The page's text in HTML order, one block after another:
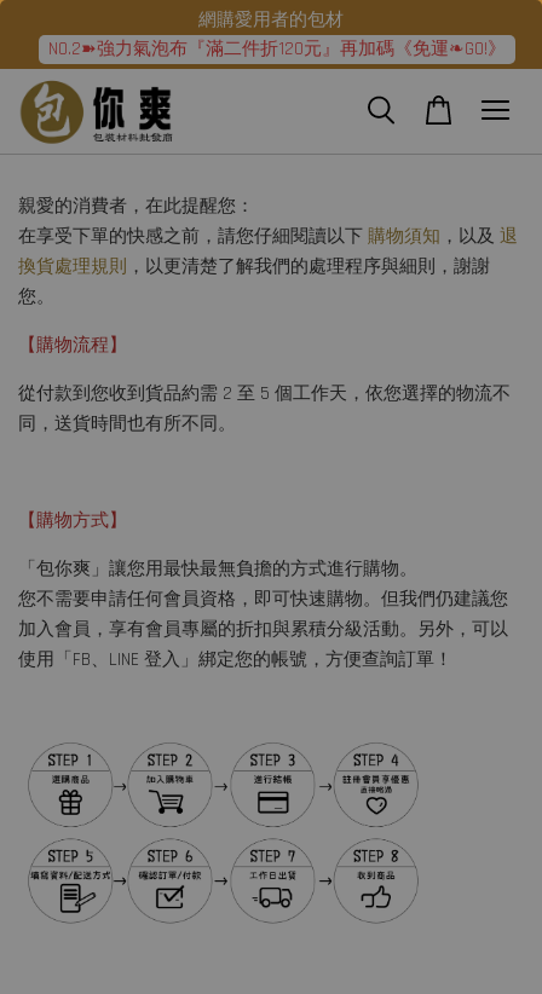
網購愛用者的包材
NO.2➽強力氣泡布『滿二件折120元』再加碼《免運❧GO!》
親愛的消費者，在此提醒您：
在享受下單的快感之前，請您仔細閱讀以下 購物須知 ，以及 退
換貨處理規則 ，以更清楚了解我們的處理程序與細則，謝謝
您。
【購物流程】
從付款到您收到貨品約需 2 至 5 個工作天，依您選擇的物流不
同，送貨時間也有所不同。
【購物方式】
「包你爽」讓您用最快最無負擔的方式進行購物。
您不需要申請任何會員資格，即可快速購物。但我們仍建議您
加入會員，享有會員專屬的折扣與累積分級活動。另外，可以
使用「FB、LINE 登入」綁定您的帳號，方便查詢訂單！